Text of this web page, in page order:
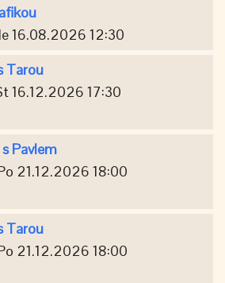
16.08.2026 12:30
Tarou
16.12.2026 17:30
Pavlem
21.12.2026 18:00
Tarou
21.12.2026 18:00